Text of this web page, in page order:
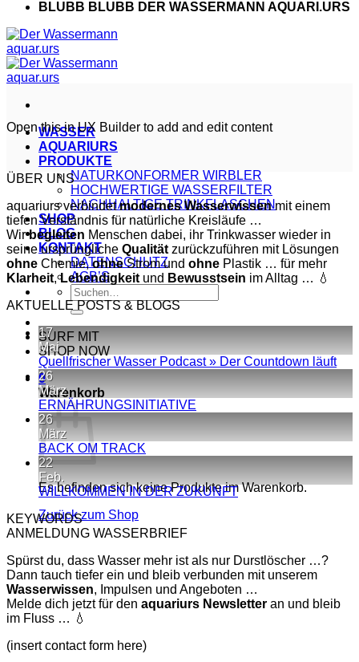
BLUBB BLUBB DER WASSERMANN AQUARI.URS
WASSER
AQUARIURS
PRODUKTE
NATURKONFORMER WIRBLER
HOCHWERTIGE WASSERFILTER
NACHHALTIGE TRINKFLASCHEN
SHOP
BLOG
KONTAKT
DATENSCHUTZ
AGB’S
Suche
nach:
SURF MIT
SHOP NOW
0
Warenkorb
Es befinden sich keine Produkte im Warenkorb.
Zurück zum Shop
Open this in UX Builder to add and edit content
ÜBER UNS
aquariurs verbindetmodernes Wasserwissenmit einem
tiefen Verständnis für natürliche Kreisläufe …
Wirbegleiten Menschen dabei, ihr Trinkwasser wieder in
seine ursprüngliche Qualität zurückzuführen mit Lösungen
ohne Chemie,ohneStrom und ohne Plastik … für mehr
Klarheit,Lebendigkeit und Bewusstsein im Alltag … 💧
AKTUELLE POSTS & BLOGS
17
Mai
Quellfrischer Wasser Podcast » Der Countdown läuft
26
März
ERNÄHRUNGSINITIATIVE
26
März
BACK OM TRACK
BACK
22
Feb.
WILLKOMMEN IN DER ZUKUNFTKeine
DER
ZUKUNFT
KEYWORDS
ANMELDUNG WASSERBRIEF
Spürst du, dass Wasser mehr ist als nur Durstlöscher …?
Dann tauch tiefer ein und bleib verbunden mit unserem
Wasserwissen, Impulsen und Angeboten …
Melde dich jetzt für den aquariurs Newsletter an und bleib
im Fluss … 💧
(insert contact form here)